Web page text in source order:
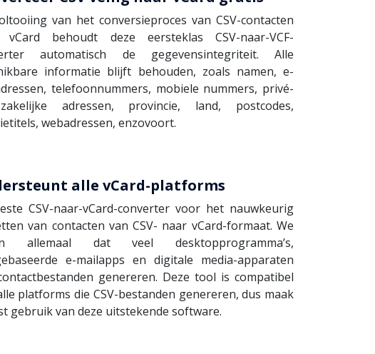
van het conversieproces van CSV-contacten
vCard behoudt deze eersteklas CSV-naar-VCF-
automatisch de gegevensintegriteit. Alle
informatie blijft behouden, zoals namen, e-
telefoonnummers, mobiele nummers, privé-
adressen, provincie, land, postcodes,
webadressen, enzovoort.
alle vCard-platforms
CSV-naar-vCard-converter voor het nauwkeurig
van contacten van CSV- naar vCard-formaat. We
allemaal dat veel desktopprogramma’s,
e-mailapps en digitale media-apparaten
genereren. Deze tool is compatibel
platforms die CSV-bestanden genereren, dus maak
gebruik van deze uitstekende software.